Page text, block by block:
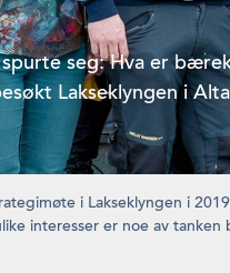
seg: Hva er
Lakseklyngen i
i Lakseklyngen i
interesser er noe av